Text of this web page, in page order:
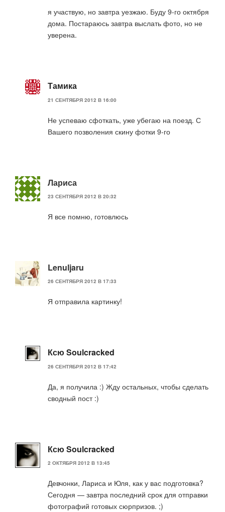
я участвую, но завтра уезжаю. Буду 9-го октября
дома. Постараюсь завтра выслать фото, но не
уверена.
Тамика
21 СЕНТЯБРЯ 2012 В 16:00
Не успеваю сфоткать, уже убегаю на поезд. С
Вашего позволения скину фотки 9-го
Лариса
23 СЕНТЯБРЯ 2012 В 20:32
Я все помню, готовлюсь
Lenuljaru
26 СЕНТЯБРЯ 2012 В 17:33
Я отправила картинку!
Ксю Soulcracked
26 СЕНТЯБРЯ 2012 В 17:42
Да, я получила :) Жду остальных, чтобы сделать
сводный пост :)
Ксю Soulcracked
2 ОКТЯБРЯ 2012 В 13:45
Девчонки, Лариса и Юля, как у вас подготовка?
Сегодня — завтра последний срок для отправки
фотографий готовых сюрпризов. ;)